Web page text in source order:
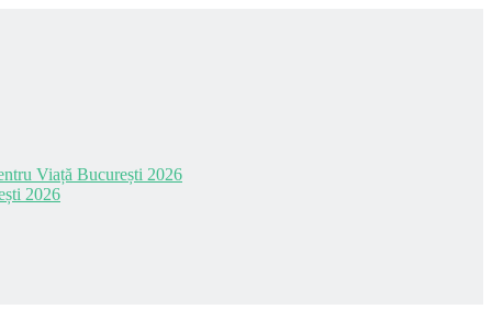
Viață București 2026
2026